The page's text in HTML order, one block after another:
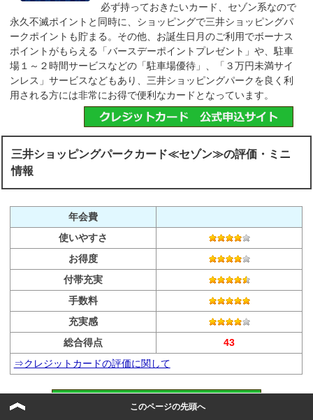
必ず持っておきたいカード、セゾン系なので
永久不滅ポイントと同時に、ショッピングで三井ショッピングパ
ークポイントも貯まる。その他、お誕生日月のご利用でボーナス
ポイントがもらえる「バースデーポイントプレゼント」や、駐車
場１～２時間サービスなどの「駐車場優待」、「３万円未満サイ
ンレス」サービスなどもあり、三井ショッピングパークを良く利
用される方には非常にお得で便利なカードとなっています。
三井ショッピングパークカード≪セゾン≫の評価・ミニ
情報
年会費
使いやすさ
お得度
付帯充実
手数料
充実感
総合得点
43
⇒クレジットカードの評価に関して
このページの先頭へ